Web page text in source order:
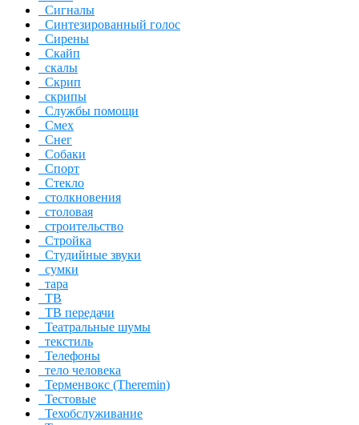
Сигналы
Синтезированный голос
Сирены
Скайп
скалы
Скрип
скрипы
Службы помощи
Смех
Снег
Собаки
Спорт
Стекло
столкновения
столовая
строительство
Стройка
Студийные звуки
сумки
тара
ТВ
ТВ передачи
Театральные шумы
текстиль
Телефоны
тело человека
Терменвокс (Theremin)
Тестовые
Техобслуживание